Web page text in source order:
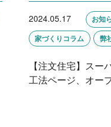
2024.05.17
お知
家づくりコラム
弊
【注文住宅】スー
工法ページ、オー